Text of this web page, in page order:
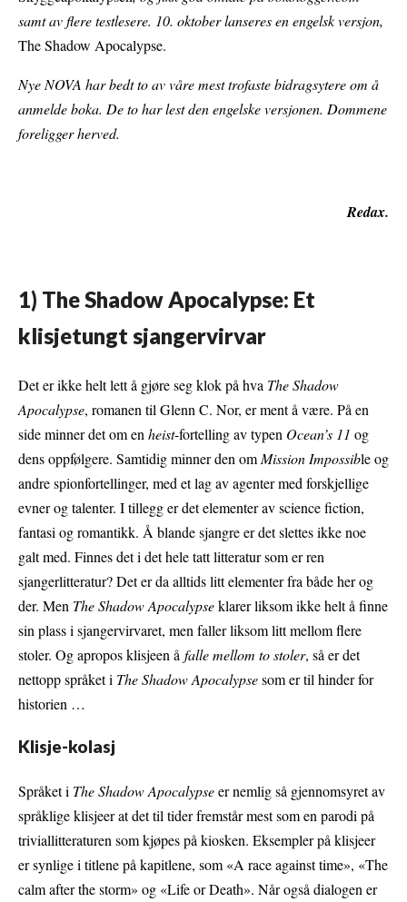
samt av flere testlesere. 10. oktober lanseres en engelsk versjon,
The Shadow Apocalypse.
Nye NOVA har bedt to av våre mest trofaste bidragsytere om å
anmelde boka. De to har lest den engelske versjonen. Dommene
foreligger herved.
Redax.
1) The Shadow Apocalypse: Et
klisjetungt sjangervirvar
Det er ikke helt lett å gjøre seg klok på hva The Shadow
Apocalypse, romanen til Glenn C. Nor, er ment å være. På en
side minner det om en heist-fortelling av typen Ocean’s 11 og
dens oppfølgere. Samtidig minner den om Mission Impossible og
andre spionfortellinger, med et lag av agenter med forskjellige
evner og talenter. I tillegg er det elementer av science fiction,
fantasi og romantikk. Å blande sjangre er det slettes ikke noe
galt med. Finnes det i det hele tatt litteratur som er ren
sjangerlitteratur? Det er da alltids litt elementer fra både her og
der. Men The Shadow Apocalypseklarer liksom ikke helt å finne
sin plass i sjangervirvaret, men faller liksom litt mellom flere
stoler. Og apropos klisjeen å falle mellom to stoler, så er det
nettopp språket i The Shadow Apocalypsesom er til hinder for
historien …
Klisje-kolasj
Språket i The Shadow Apocalypseer nemlig så gjennomsyret av
språklige klisjeer at det til tider fremstår mest som en parodi på
triviallitteraturen som kjøpes på kiosken. Eksempler på klisjeer
er synlige i titlene på kapitlene, som «A race against time», «The
calm after the storm» og «Life or Death». Når også dialogen er